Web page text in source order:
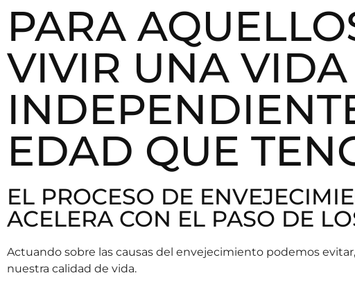
PARA
VIVIR UNA
EDAD QUE
EL PROCESO DE
ACELERA CON EL PASO DE
Actuando sobre las causas del envejecimiento podemos
nuestra calidad de vida.